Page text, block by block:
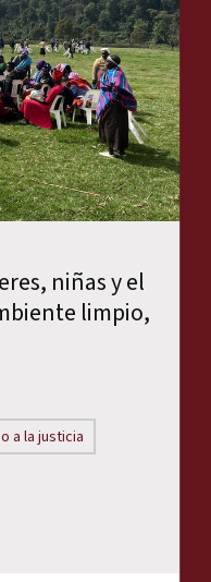
niñas y el
limpio,
a la justicia